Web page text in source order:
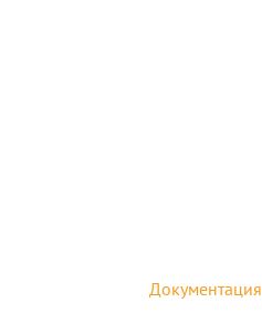
Документация